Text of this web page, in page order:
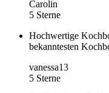
Carolin
5 Sterne
Hochwertige
bekanntesten
vanessa13
5 Sterne